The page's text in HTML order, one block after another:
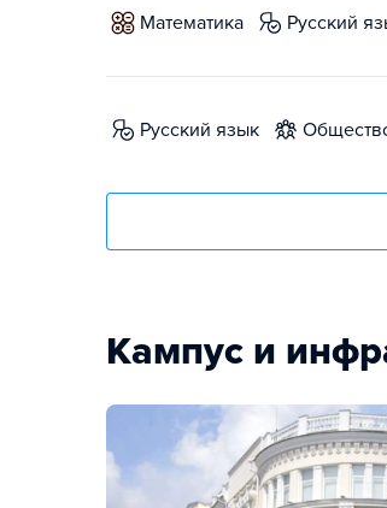
математика русский
русский язык
Кампус и